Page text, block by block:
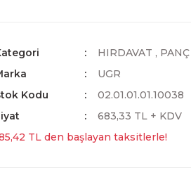
HIRDAVAT ,
UGR
Kodu
02.01.01.01.10038
683,33 TL + KDV
TL den başlayan taksitlerle!